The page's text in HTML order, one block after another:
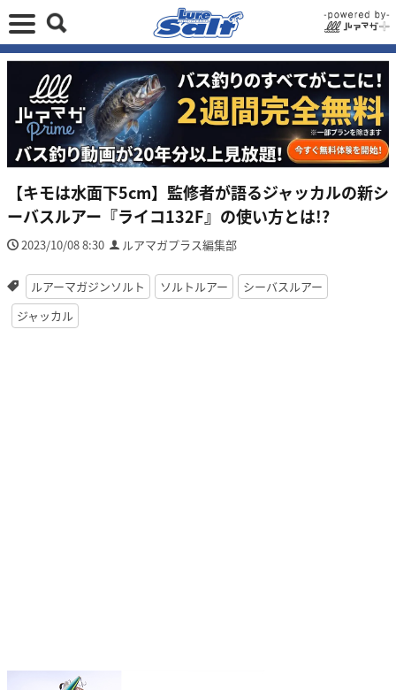
【キモは水面下5cm】監修者が語るジャッカルの新シ
ーバスルアー『ライコ132F』の使い方とは!?
2023/10/08 8:30 ルアマガプラス編集部
ルアーマガジンソルト ソルトルアー
シーバスルアー
ジャッカル